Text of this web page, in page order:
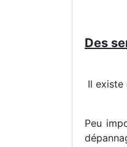
Des
Il existe
Peu